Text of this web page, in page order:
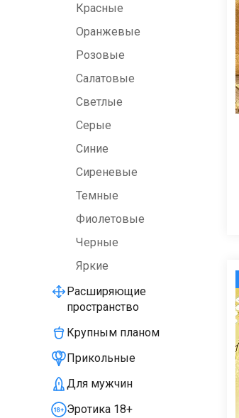
Красные
Оранжевые
Розовые
Салатовые
Светлые
Серые
Синие
Сиреневые
Темные
Фиолетовые
Черные
Яркие
Расширяющие
пространство
Крупным планом
Прикольные
Для мужчин
Эротика 18+